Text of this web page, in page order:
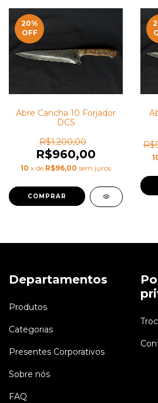
20%
OFF
Abre Cancha 10 Forjador
DCS
R$1.200,00
R$960,00
10 x de R$96,00 sem juros
Departamentos
Produtos
Categorias
Presentes Corporativos
Sobre nós
FAQ